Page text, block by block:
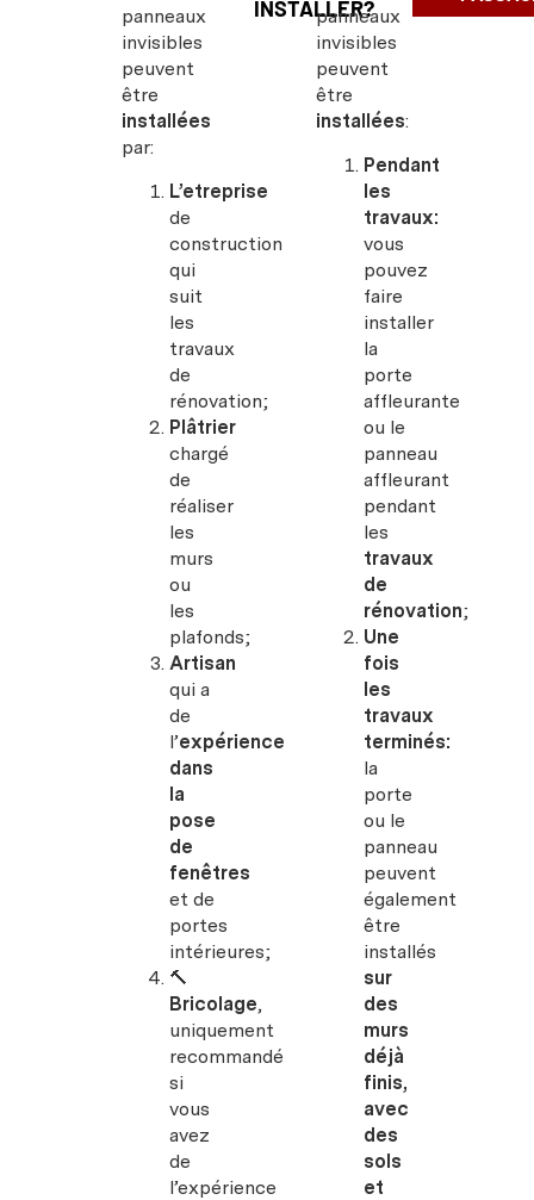
panneaux
invisibles
peuvent
être
installées
par:
L’etreprise
de
construction
qui
suit
les
travaux
de
rénovation;
Plâtrier
chargé
de
réaliser
les
murs
ou
les
plafonds;
Artisan
qui a
de
l’expérience
dans
la
pose
de
fenêtres
et de
portes
intérieures;
🔨
Bricolage,
uniquement
recommandé
si
vous
avez
de
l’expérience
INSTALLER?
panneaux
invisibles
peuvent
être
installées:
Pendant
les
travaux:
vous
pouvez
faire
installer
la
porte
affleurante
ou le
panneau
affleurant
pendant
les
travaux
de
rénovation;
Une
fois
les
travaux
terminés:
la
porte
ou le
panneau
peuvent
également
être
installés
sur
des
murs
déjà
finis,
avec
des
sols
et